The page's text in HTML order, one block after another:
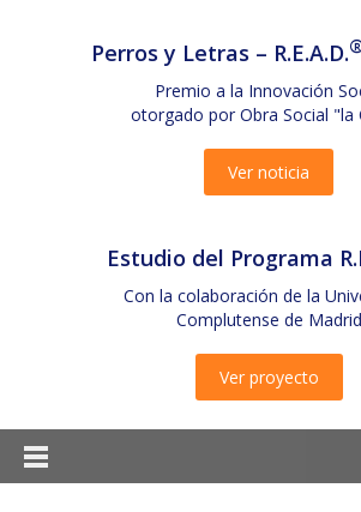
Perros y Letras – R.E.A.D.
Premio a la Innovación
otorgado por Obra Social "la
Ver noticia
Estudio del Programa
Con la colaboración de la
Complutense de Madrid
Ver proyecto